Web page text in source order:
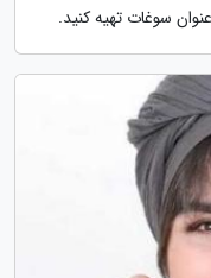
سوغات تهیه کنید.